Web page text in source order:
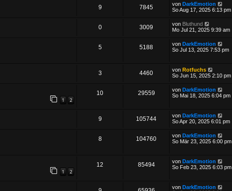
9 7845 von DarkEmotion
So Aug 17, 2025 6:13 pm
0 3009 von Bluthund
Mo Jul 21, 2025 9:39 am
5 5188 von DarkEmotion
So Jul 13, 2025 7:53 pm
3 4460 von Rotfuchs
So Jun 15, 2025 2:10 pm
1 2
10 29559 von DarkEmotion
So Mai 18, 2025 6:04 pm
9 105744 von DarkEmotion
So Apr 20, 2025 6:01 pm
8 104760 von DarkEmotion
So Mär 23, 2025 6:00 pm
1 2
12 85494 von DarkEmotion
So Feb 23, 2025 6:03 pm
von DarkEmotion